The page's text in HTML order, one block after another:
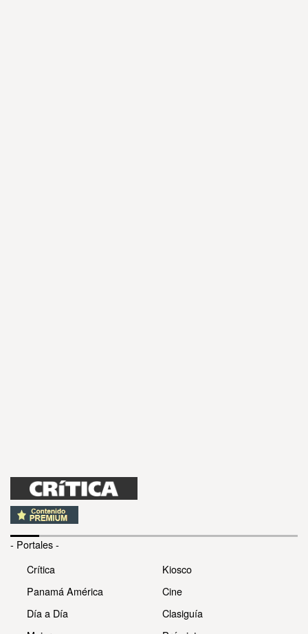
- Portales -
Crítica
Panamá América
Día a Día
Kiosco
Cine
Clasiguía